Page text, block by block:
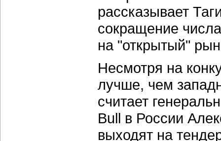
рассказывает
сокращение
на "открытый"
Несмотря на
лучше, чем
считает
Bull в России
выходят на